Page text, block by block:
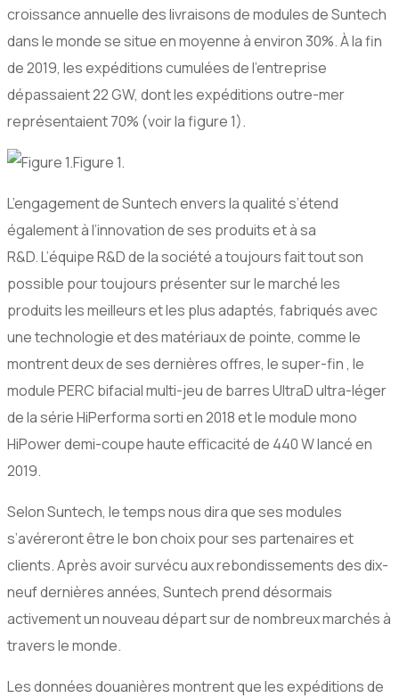
croissance annuelle des livraisons de modules de Suntech
dans le monde se situe en moyenne à environ 30%. À la fin
de 2019, les expéditions cumulées de l’entreprise
dépassaient 22 GW, dont les expéditions outre-mer
représentaient 70% (voir la figure 1).
Figure 1.
L’engagement de Suntech envers la qualité s’étend
également à l’innovation de ses produits et à sa
R&D. L’équipe R&D de la société a toujours fait tout son
possible pour toujours présenter sur le marché les
produits les meilleurs et les plus adaptés, fabriqués avec
une technologie et des matériaux de pointe, comme le
montrent deux de ses dernières offres, le super-fin , le
module PERC bifacial multi-jeu de barres UltraD ultra-léger
de la série HiPerforma sorti en 2018 et le module mono
HiPower demi-coupe haute efficacité de 440 W lancé en
2019.
Selon Suntech, le temps nous dira que ses modules
s’avéreront être le bon choix pour ses partenaires et
clients. Après avoir survécu aux rebondissements des dix-
neuf dernières années, Suntech prend désormais
activement un nouveau départ sur de nombreux marchés à
travers le monde.
Les données douanières montrent que les expéditions de